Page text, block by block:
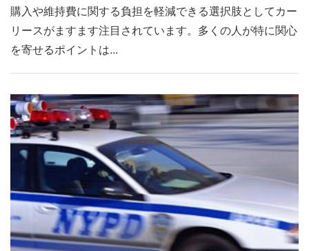
購入や維持費に関する負担を軽減できる選択肢としてカー
リースがますます注目されています。多くの人が特に関心
を寄せるポイントは...